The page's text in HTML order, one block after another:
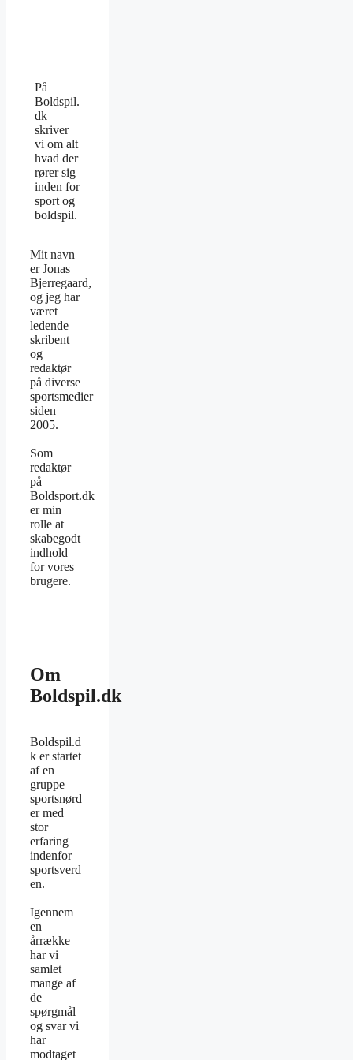
På
Boldspil.
dk
skriver
vi om alt
hvad der
rører sig
inden for
sport og
boldspil.
Mit navn
er Jonas
Bjerregaard,
og jeg har
været
ledende
skribent
og
redaktør
på diverse
sportsmedier
siden
2005.
Som
redaktør
på
Boldsport.dk
er min
rolle at
skabegodt
indhold
for vores
brugere.
Om
Boldspil.dk
Boldspil.d
k er startet
af en
gruppe
sportsnørd
er med
stor
erfaring
indenfor
sportsverd
en.
Igennem
en
årrække
har vi
samlet
mange af
de
spørgmål
og svar vi
har
modtaget